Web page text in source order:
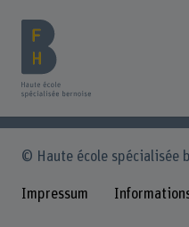
© Haute école spécialisée
Impressum